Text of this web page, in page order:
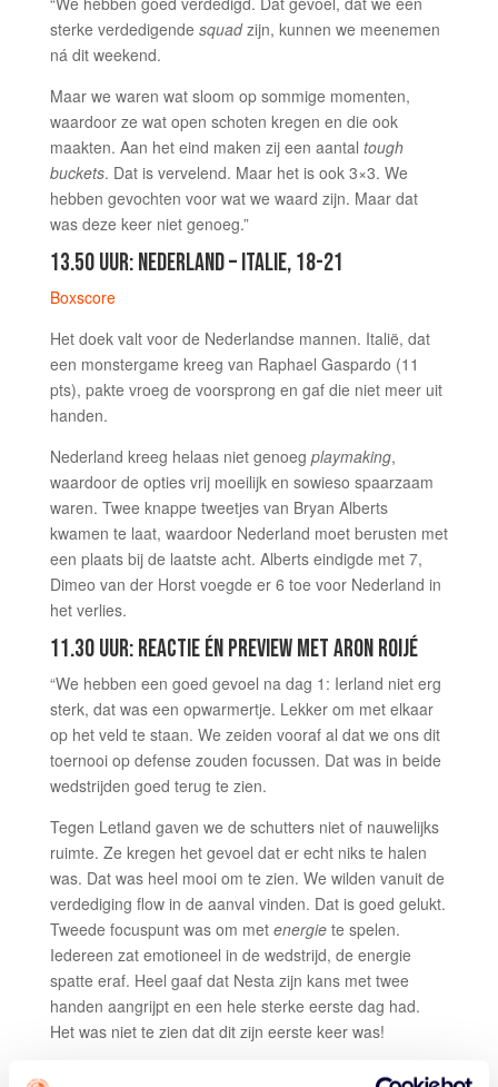
sterke verdedigende squadzijn, kunnen we meenemen
ná dit weekend.
Maar we waren wat sloom op sommige momenten,
waardoor ze wat open schoten kregen en die ook
maakten. Aan het eind maken zij een aantal tough
buckets. Dat is vervelend. Maar het is ook 3×3. We
hebben gevochten voor wat we waard zijn. Maar dat
was deze keer niet genoeg.”
13.50 UUR: NEDERLAND – ITALIE, 18-21
Boxscore
Het doek valt voor de Nederlandse mannen. Italië, dat
een monstergame kreeg van Raphael Gaspardo (11
pts), pakte vroeg de voorsprong en gaf die niet meer uit
handen.
Nederland kreeg helaas niet genoeg playmaking,
waardoor de opties vrij moeilijk en sowieso spaarzaam
waren. Twee knappe tweetjes van Bryan Alberts
kwamen te laat, waardoor Nederland moet berusten met
een plaats bij de laatste acht. Alberts eindigde met 7,
Dimeo van der Horst voegde er 6 toe voor Nederland in
het verlies.
11.30 UUR: REACTIE ÉN PREVIEW MET ARON ROIJÉ
“We hebben een goed gevoel na dag 1: Ierland niet erg
sterk, dat was een opwarmertje. Lekker om met elkaar
op het veld te staan. We zeiden vooraf al dat we ons dit
toernooi op defense zouden focussen. Dat was in beide
wedstrijden goed terug te zien.
Tegen Letland gaven we de schutters niet of nauwelijks
ruimte. Ze kregen het gevoel dat er echt niks te halen
was. Dat was heel mooi om te zien. We wilden vanuit de
verdediging flow in de aanval vinden. Dat is goed gelukt.
Tweede focuspunt was om met energie te spelen.
Iedereen zat emotioneel in de wedstrijd, de energie
spatte eraf. Heel gaaf dat Nesta zijn kans met twee
handen aangrijpt en een hele sterke eerste dag had.
Het was niet te zien dat dit zijn eerste keer was!
Dit gevoel willen we doortrekken naar de kwartfinale, zo